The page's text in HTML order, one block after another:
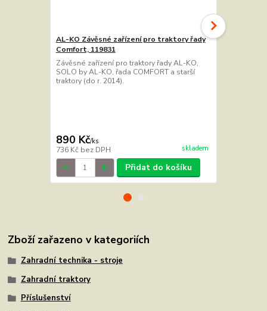
AL-KO Závěsné zařízení pro traktory řady
Comfort, 119831
Závěsné zařízení pro traktory řady AL-KO,
SOLO by AL-KO, řada COMFORT a starší
traktory (do r. 2014).
890 Kč/ks
736 Kč bez DPH skladem
Přidat do košíku
Zboží zařazeno v kategoriích
Zahradní technika - stroje
Zahradní traktory
Příslušenství